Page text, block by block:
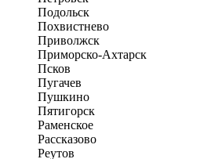
Подольск
Похвистнево
Приволжск
Приморско-Ахтарск
Псков
Пугачев
Пушкино
Пятигорск
Раменское
Рассказово
Реутов